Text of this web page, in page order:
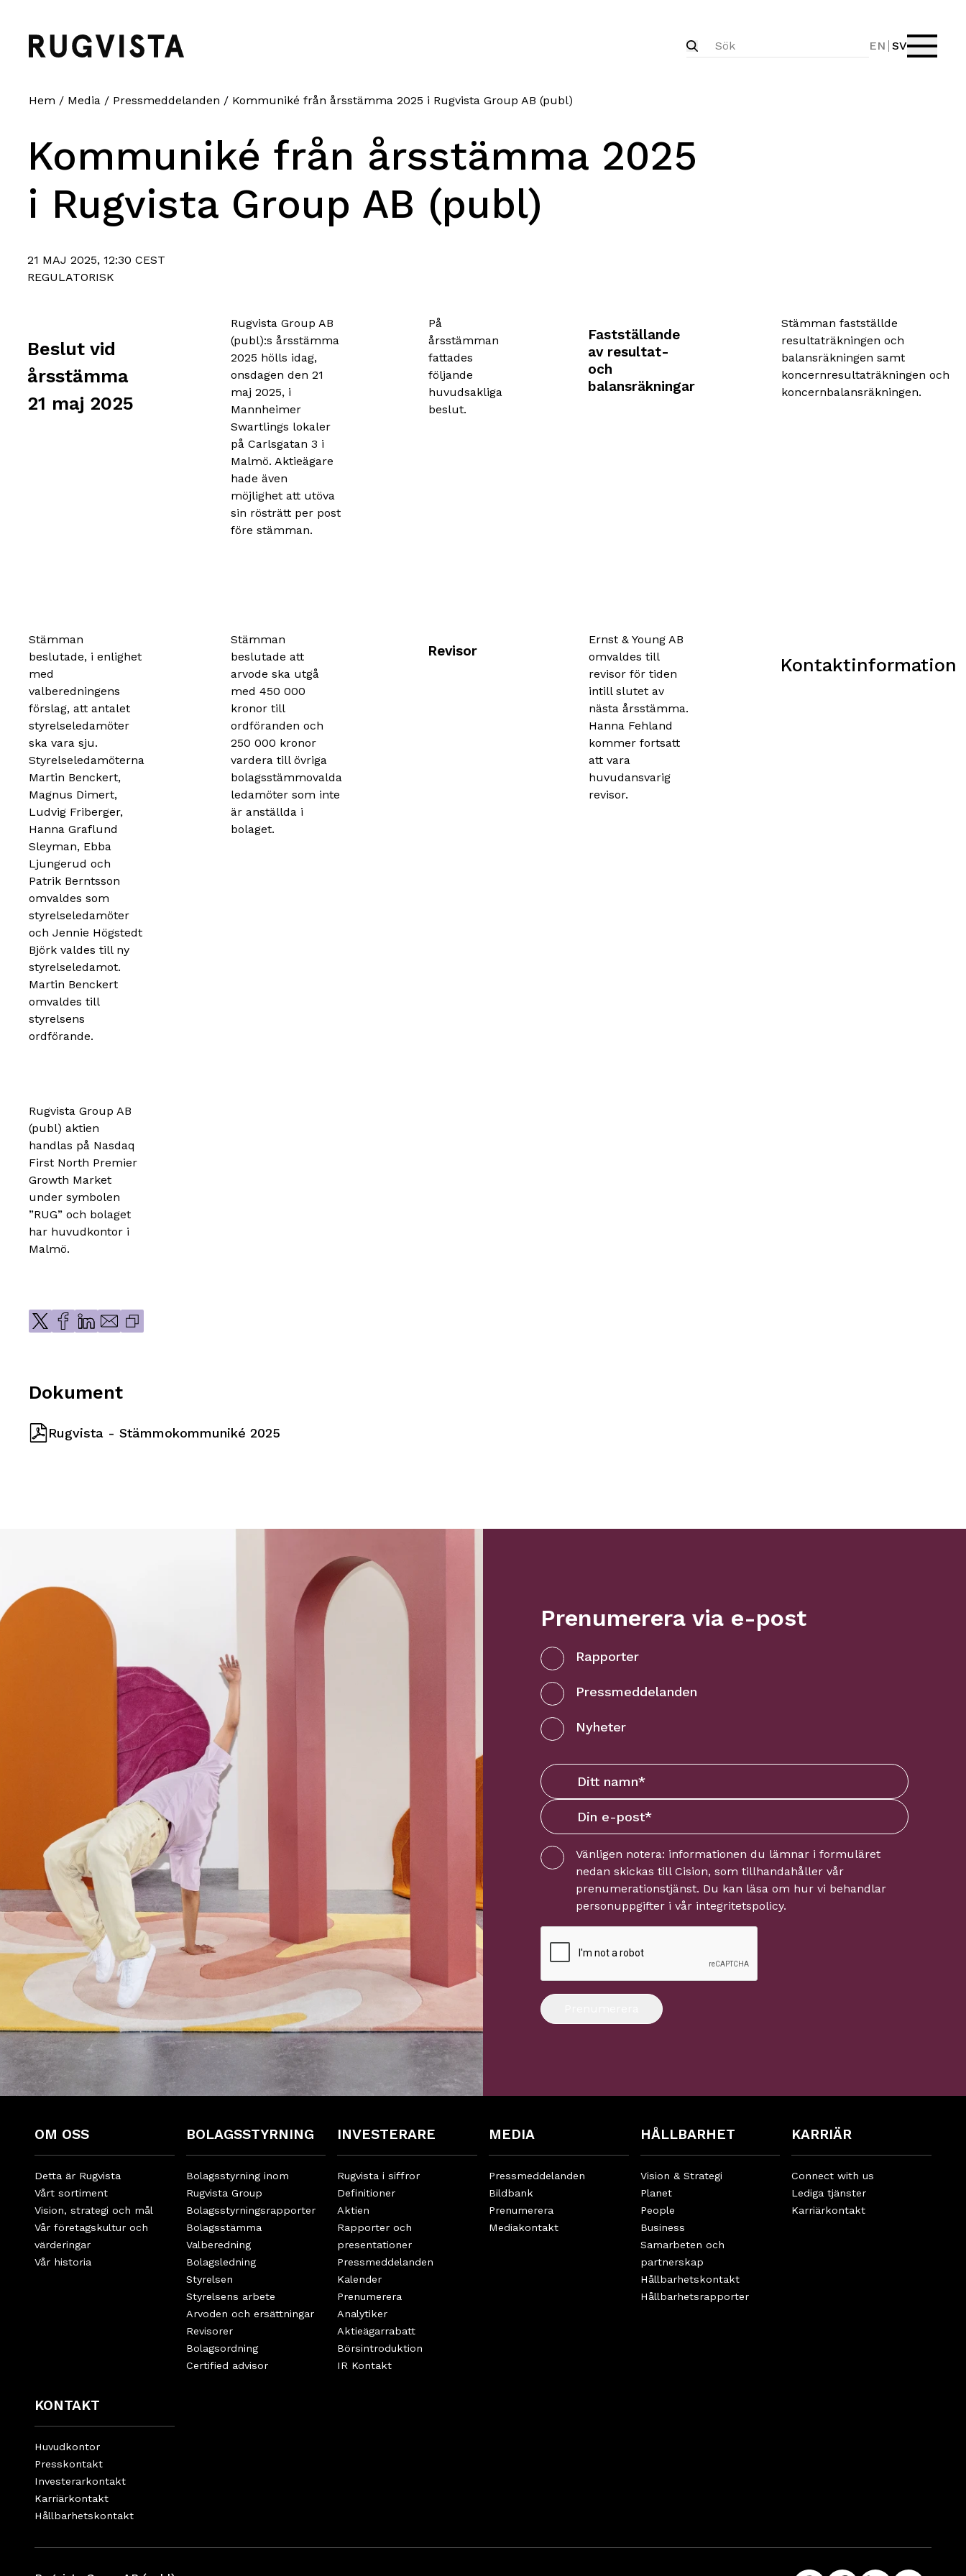
EN SV
Hem / Media / Pressmeddelanden / Kommuniké från årsstämma 2025 i Rugvista Group AB (publ)
Kommuniké från årsstämma 2025
i Rugvista Group AB (publ)
21 MAJ 2025, 12:30 CEST
REGULATORISK
Beslut vid
årsstämma
21 maj 2025
Rugvista Group AB
(publ):s årsstämma
2025 hölls idag,
onsdagen den 21
maj 2025, i
Mannheimer
Swartlings lokaler
på Carlsgatan 3 i
Malmö. Aktieägare
hade även
möjlighet att utöva
sin rösträtt per post
före stämman.
På
årsstämman
fattades
följande
huvudsakliga
beslut.
Fastställande
av resultat-
och
balansräkningar
Stämman fastställde
resultaträkningen och
balansräkningen samt
koncernresultaträkningen och
koncernbalansräkningen.
Stämman
beslutade, i enlighet
med
valberedningens
förslag, att antalet
styrelseledamöter
ska vara sju.
Styrelseledamöterna
Martin Benckert,
Magnus Dimert,
Ludvig Friberger,
Hanna Graflund
Sleyman, Ebba
Ljungerud och
Patrik Berntsson
omvaldes som
styrelseledamöter
och Jennie Högstedt
Björk valdes till ny
styrelseledamot.
Martin Benckert
omvaldes till
styrelsens
ordförande.
Stämman
beslutade att
arvode ska utgå
med 450 000
kronor till
ordföranden och
250 000 kronor
vardera till övriga
bolagsstämmovalda
ledamöter som inte
är anställda i
bolaget.
Revisor
Ernst & Young AB
omvaldes till
revisor för tiden
intill slutet av
nästa årsstämma.
Hanna Fehland
kommer fortsatt
att vara
huvudansvarig
revisor.
Kontaktinformation
Rugvista Group AB
(publ) aktien
handlas på Nasdaq
First North Premier
Growth Market
under symbolen
”RUG” och bolaget
har huvudkontor i
Malmö.
Dokument
Rugvista - Stämmokommuniké 2025
Prenumerera via e-post
Rapporter
Pressmeddelanden
Nyheter
Vänligen notera: informationen du lämnar i formuläret
nedan skickas till Cision, som tillhandahåller vår
prenumerationstjänst. Du kan läsa om hur vi behandlar
personuppgifter i vår integritetspolicy.
OM OSS
Detta är Rugvista
Vårt sortiment
Vision, strategi och mål
Vår företagskultur och
värderingar
Vår historia
BOLAGSSTYRNING
Bolagsstyrning inom
Rugvista Group
Bolagsstyrningsrapporter
Bolagsstämma
Valberedning
Bolagsledning
Styrelsen
Styrelsens arbete
Arvoden och ersättningar
Revisorer
Bolagsordning
Certified advisor
INVESTERARE
Rugvista i siffror
Definitioner
Aktien
Rapporter och
presentationer
Pressmeddelanden
Kalender
Prenumerera
Analytiker
Aktieägarrabatt
Börsintroduktion
IR Kontakt
MEDIA
Pressmeddelanden
Bildbank
Prenumerera
Mediakontakt
HÅLLBARHET
Vision & Strategi
Planet
People
Business
Samarbeten och
partnerskap
Hållbarhetskontakt
Hållbarhetsrapporter
KARRIÄR
Connect with us
Lediga tjänster
Karriärkontakt
KONTAKT
Huvudkontor
Presskontakt
Investerarkontakt
Karriärkontakt
Hållbarhetskontakt